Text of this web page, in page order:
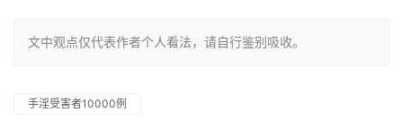
文中观点仅代表作者个人看法，请自行鉴别吸收。
手淫受害者10000例